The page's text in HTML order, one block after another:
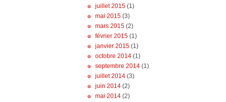
juillet 2015 (1)
mai 2015 (3)
mars 2015 (2)
février 2015 (1)
janvier 2015 (1)
octobre 2014 (1)
septembre 2014 (1)
juillet 2014 (3)
juin 2014 (2)
mai 2014 (2)